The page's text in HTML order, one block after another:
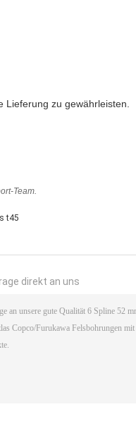
Lieferung zu gewährleisten.
Team.
t45
direkt an uns